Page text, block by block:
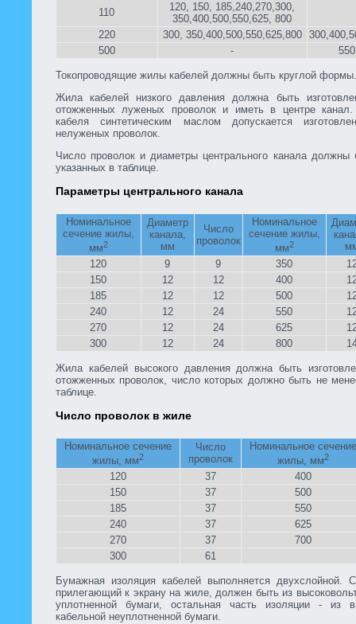
110
120, 150, 185,240,270,300,
350,400,500,550,625, 800
220
300, 350,400,500,550,625,800
500
-
Токопроводящие жилы кабелей должны быть круглой формы.
Жила кабелей низкого давления должна быть
отожженных луженых проволок и иметь в центре канал.
кабеля синтетическим маслом допускается
нелуженых проволок.
Число проволок и диаметры центрального канала должны
указанных в таблице.
Параметры центрального канала
Номинальное
сечение жилы,
мм2
Диаметр
канала,
мм
Число
проволок
Номинальное
сечение жилы,
мм2
120
9 9 350
150
12 12 400
185
12 12 500
240
12 24 550
270
12 24 625
300
12 24 800
Жила кабелей высокого давления должна быть
отожженных проволок, число которых должно быть не
таблице.
Число проволок в жиле
Номинальное сечение
жилы, мм2
Число
проволок
Номинальное сечение
жилы, мм2
120 37
400
150
37
500
185
37
550
240
37
625
270
37
700
300
61
Бумажная изоляция кабелей выполняется двухслойной.
прилегающий к экрану на жиле, должен быть из
уплотненной бумаги, остальная часть изоляции - из
кабельной неуплотненной бумаги.